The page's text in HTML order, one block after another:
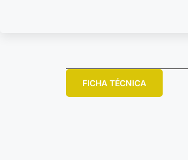
FICHA TÉCNICA